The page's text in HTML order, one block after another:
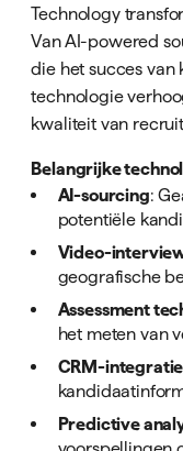
Technology
Van AI-powered
die het succes van
technologie
kwaliteit van
Belangrijke
AI-sourcing:
potentiële
Video-
geografische
Assessment
het meten van
CRM-integratie
Predictive